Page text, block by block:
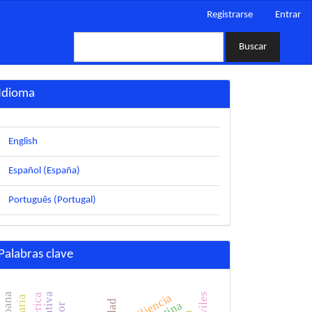
Registrarse Entrar
Buscar
English
Español (España)
Português (Portugal)
Palabras clave